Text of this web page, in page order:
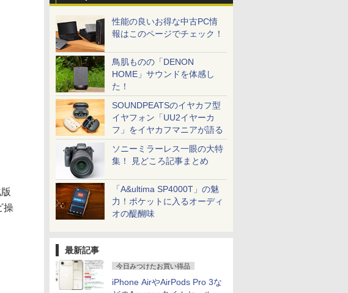
性能の良いお得な中古PC情
報はこのページでチェック！
鳥肌ものの「DENON
HOME」サウンドを体感し
た！
SOUNDPEATSのイヤカフ型
イヤフォン「UU2イヤーカ
フ」をイヤカフマニアが語る
ソニーミラーレス一眼の大特
集！ 見どころ記事まとめ
「A&ultima SP4000T」の魅
力！ポケットに入るオーディ
オの醍醐味
最新記事
今日みつけたお買い得品
iPhone AirやAirPods Pro 3な
操